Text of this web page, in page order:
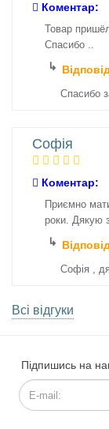
Коментар:
Товар
Спасибо ..
Спасибо
Софія
Коментар:
Приємно
роки. Дякую
Софія ,
Всі відгуки
Підпишись на